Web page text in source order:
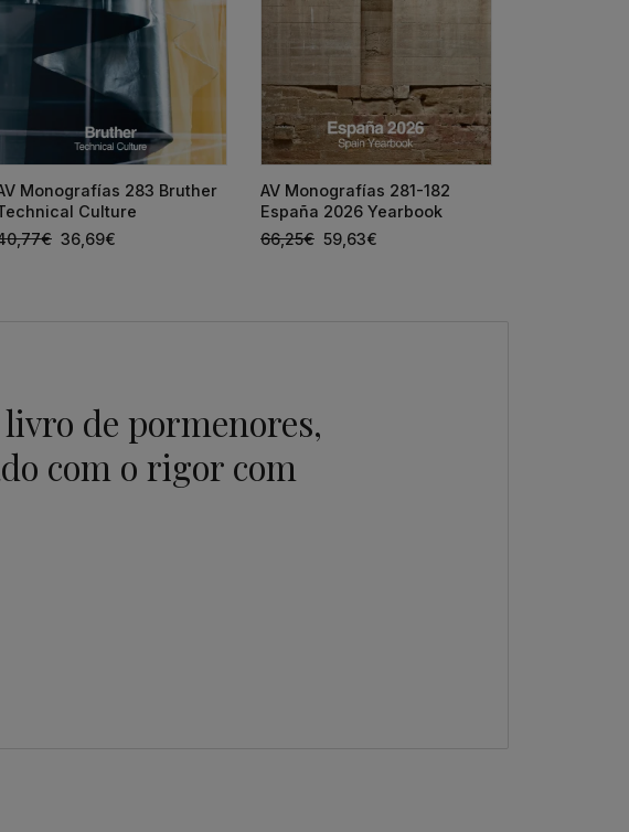
Monografías 283 Bruther
Culture
€ 36,69€
AV Monografías 281-182
España 2026 Yearbook
66,25€ 59,63€
de pormenores,
com o rigor com